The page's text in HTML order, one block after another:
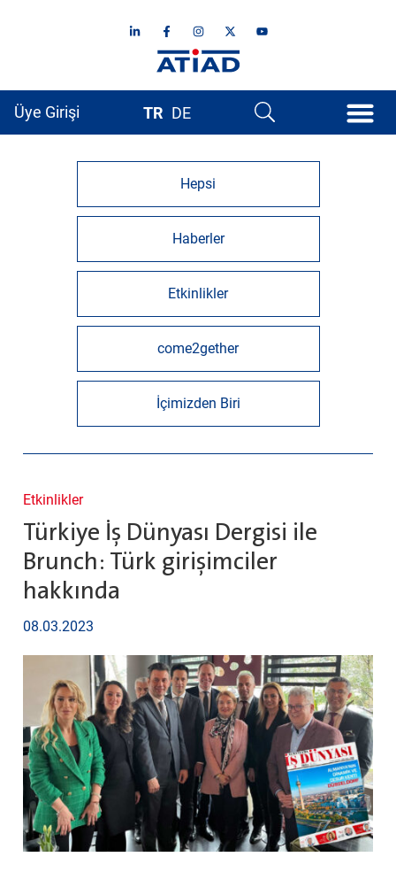
Üye Girişi TR DE
Etkinlikler
Türkiye İş Dünyası Dergisi ile
Brunch: Türk girişimciler
hakkında
08.03.2023
Hepsi
Haberler
Etkinlikler
come2gether
İçimizden Biri